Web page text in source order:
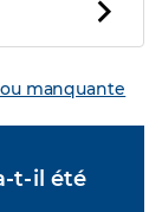
manquante
t-il été